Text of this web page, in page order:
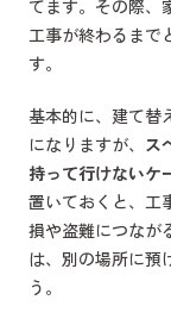
てます。その際、
工事が終わるまで
す。
基本的に、建て替
になりますが、 ス
持って行けないケ
置いておくと、工
損や盗難につなが
は、別の場所に預
う。